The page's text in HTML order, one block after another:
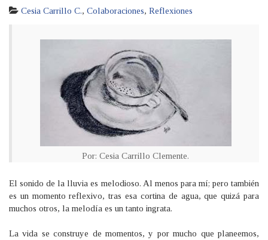
Cesia Carrillo C., Colaboraciones, Reflexiones
Por: Cesia Carrillo Clemente.
El sonido de la lluvia es melodioso. Al menos para mí; pero también
es un momento reflexivo, tras esa cortina de agua, que quizá para
muchos otros, la melodía es un tanto ingrata.
La vida se construye de momentos, y por mucho que planeemos,